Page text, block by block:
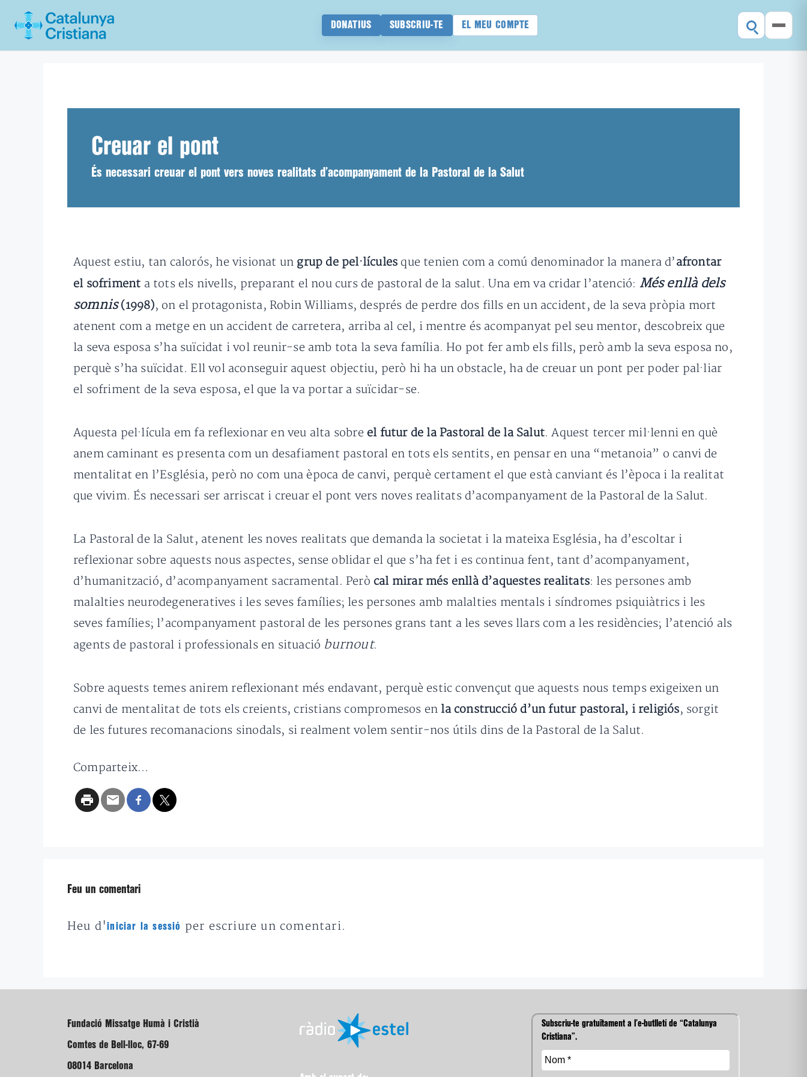
DONATIUS SUBSCRIU-TE EL MEU COMPTE
Creuar el pont
És necessari creuar el pont vers noves realitats d’acompanyament de la Pastoral de la Salut
Aquest estiu, tan calorós, he visionat un grup de pel·lícules que tenien com a comú denominador la manera d’afrontar
el sofriment a tots els nivells, preparant el nou curs de pastoral de la salut. Una em va cridar l’atenció: Més enllà dels
somnis(1998), on el protagonista, Robin Williams, després de perdre dos fills en un accident, de la seva pròpia mort
atenent com a metge en un accident de carretera, arriba al cel, i mentre és acompanyat pel seu mentor, descobreix que
la seva esposa s’ha suïcidat i vol reunir-se amb tota la seva família. Ho pot fer amb els fills, però amb la seva esposa no,
perquè s’ha suïcidat. Ell vol aconseguir aquest objectiu, però hi ha un obstacle, ha de creuar un pont per poder pal·liar
el sofriment de la seva esposa, el que la va portar a suïcidar-se.
Aquesta pel·lícula em fa reflexionar en veu alta sobre el futur de la Pastoral de la Salut. Aquest tercer mil·lenni en què
anem caminant es presenta com un desafiament pastoral en tots els sentits, en pensar en una “metanoia” o canvi de
mentalitat en l’Església, però no com una època de canvi, perquè certament el que està canviant és l’època i la realitat
que vivim. És necessari ser arriscat i creuar el pont vers noves realitats d’acompanyament de la Pastoral de la Salut.
La Pastoral de la Salut, atenent les noves realitats que demanda la societat i la mateixa Església, ha d’escoltar i
reflexionar sobre aquests nous aspectes, sense oblidar el que s’ha fet i es continua fent, tant d’acompanyament,
d’humanització, d’acompanyament sacramental. Però cal mirar més enllà d’aquestes realitats: les persones amb
malalties neurodegeneratives i les seves famílies; les persones amb malalties mentals i síndromes psiquiàtrics i les
seves famílies; l’acompanyament pastoral de les persones grans tant a les seves llars com a les residències; l’atenció als
agents de pastoral i professionals en situació burnout.
Sobre aquests temes anirem reflexionant més endavant, perquè estic convençut que aquests nous temps exigeixen un
canvi de mentalitat de tots els creients, cristians compromesos en la construcció d’un futur pastoral, i religiós, sorgit
de les futures recomanacions sinodals, si realment volem sentir-nos útils dins de la Pastoral de la Salut.
Comparteix...
Feu un comentari
Heu d'iniciar la sessió per escriure un comentari.
Fundació Missatge Humà i Cristià
Comtes de Bell-lloc, 67-69
08014 Barcelona
Subscriu-te gratuïtament a l’e-butlletí de “Catalunya
Cristiana”.